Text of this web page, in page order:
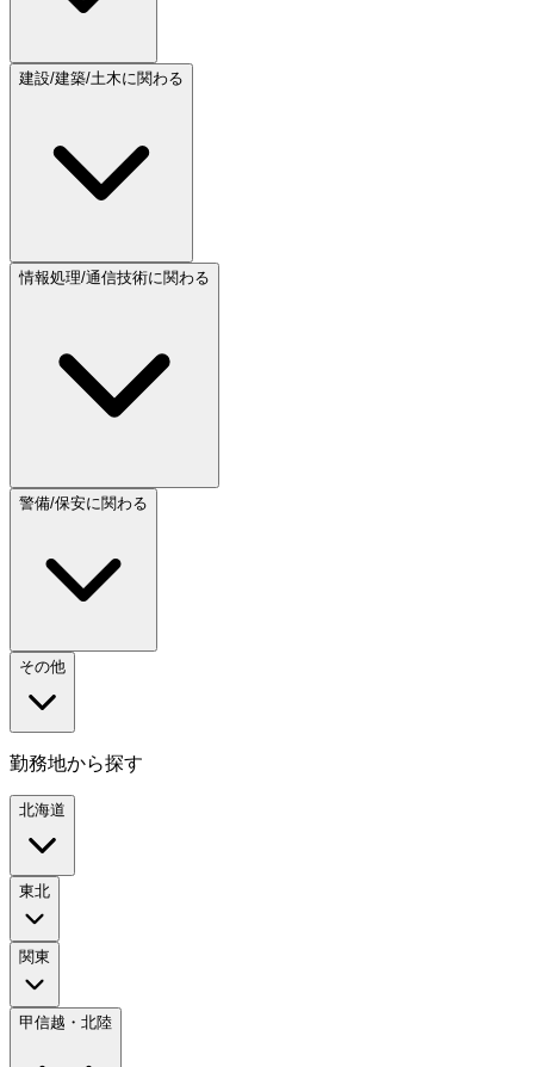
建設/建築/土木に関わる
情報処理/通信技術に関わる
警備/保安に関わる
その他
勤務地から探す
北海道
東北
関東
甲信越・北陸